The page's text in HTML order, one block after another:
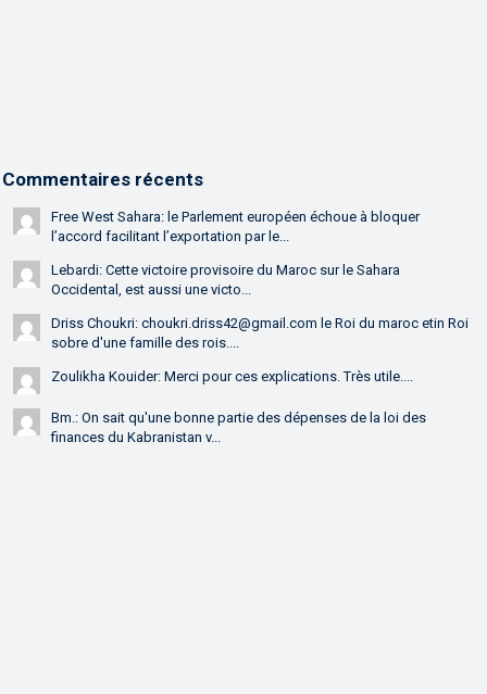
Commentaires récents
Free West Sahara: le Parlement européen échoue à bloquer
l’accord facilitant l’exportation par le...
Lebardi: Cette victoire provisoire du Maroc sur le Sahara
Occidental, est aussi une victo...
Driss Choukri: choukri.driss42@gmail.com le Roi du maroc etin Roi
sobre d'une famille des rois....
Zoulikha Kouider: Merci pour ces explications. Très utile....
Bm.: On sait qu'une bonne partie des dépenses de la loi des
finances du Kabranistan v...